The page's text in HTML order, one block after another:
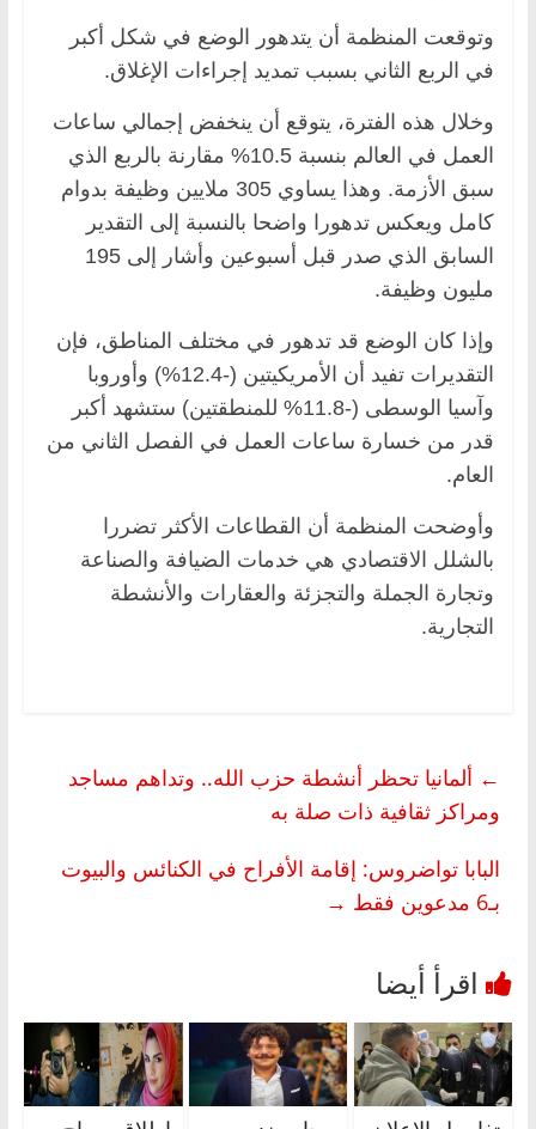
وتوقعت المنظمة أن يتدهور الوضع في شكل أكبر
في الربع الثاني بسبب تمديد إجراءات الإغلاق.
وخلال هذه الفترة، يتوقع أن ينخفض إجمالي ساعات
العمل في العالم بنسبة 10.5% مقارنة بالربع الذي
سبق الأزمة. وهذا يساوي 305 ملايين وظيفة بدوام
كامل ويعكس تدهورا واضحا بالنسبة إلى التقدير
السابق الذي صدر قبل أسبوعين وأشار إلى 195
مليون وظيفة.
وإذا كان الوضع قد تدهور في مختلف المناطق، فإن
التقديرات تفيد أن الأمريكيتين (-12.4%) وأوروبا
وآسيا الوسطى (-11.8% للمنطقتين) ستشهد أكبر
قدر من خسارة ساعات العمل في الفصل الثاني من
العام.
وأوضحت المنظمة أن القطاعات الأكثر تضررا
بالشلل الاقتصادي هي خدمات الضيافة والصناعة
وتجارة الجملة والتجزئة والعقارات والأنشطة
التجارية.
← ألمانيا تحظر أنشطة حزب الله.. وتداهم مساجد
ومراكز ثقافية ذات صلة به
البابا تواضروس: إقامة الأفراح في الكنائس والبيوت
بـ6 مدعوين فقط
→